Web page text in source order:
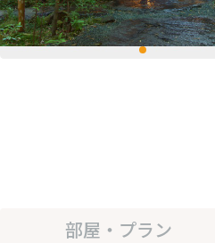
部屋・プラン